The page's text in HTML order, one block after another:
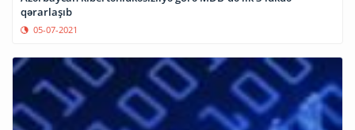
qərarlaşıb
05-07-2021